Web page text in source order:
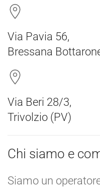
Via Pavia 56,
Bressana
Via Beri 28/3,
Trivolzio (PV)
Chi siamo e
Siamo un